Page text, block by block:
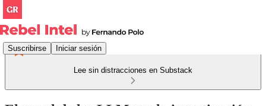
Suscribirse Iniciar sesión
Lee sin distracciones en Substack